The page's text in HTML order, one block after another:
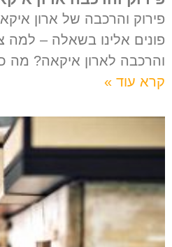
פירוק והרכבה של ארון
פונים אלינו בשאלה – למה
והרכבה לארון איקאה? מה
קרא עוד »